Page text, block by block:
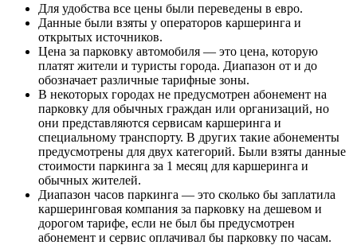
Для удобства все цены были переведены в евро.
Данные были взяты у операторов каршеринга и
открытых источников.
Цена за парковку автомобиля — это цена, которую
платят жители и туристы города. Диапазон от и до
обозначает различные тарифные зоны.
В некоторых городах не предусмотрен абонемент на
парковку для обычных граждан или организаций, но
они представляются сервисам каршеринга и
специальному транспорту. В других такие абонементы
предусмотрены для двух категорий. Были взяты данные
стоимости паркинга за 1 месяц для каршеринга и
обычных жителей.
Диапазон часов паркинга — это сколько бы заплатила
каршеринговая компания за парковку на дешевом и
дорогом тарифе, если не был бы предусмотрен
абонемент и сервис оплачивал бы парковку по часам.